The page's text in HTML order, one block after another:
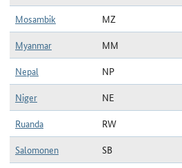
Mosambik
MZ
Myanmar
MM
Nepal
NP
Niger
NE
Ruanda
RW
Salomonen
SB